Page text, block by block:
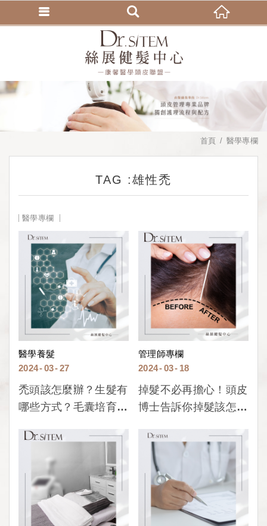
首頁 醫學專欄
TAG :雄性禿
醫學專欄
醫學養髮
27
03
2024
禿頭該怎麼辦？生髮有
哪些方式？毛囊培育所
式！
管理師專欄
18
03
2024
掉髮不必再擔心！頭皮
博士告訴你掉髮該怎麼